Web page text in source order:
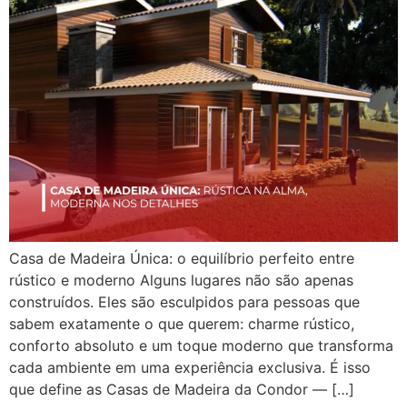
Casa de Madeira Única: o equilíbrio perfeito entre
rústico e moderno Alguns lugares não são apenas
construídos. Eles são esculpidos para pessoas que
sabem exatamente o que querem: charme rústico,
conforto absoluto e um toque moderno que transforma
cada ambiente em uma experiência exclusiva. É isso
que define as Casas de Madeira da Condor — […]